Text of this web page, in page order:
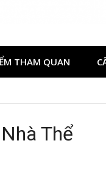
THAM QUAN
Thể